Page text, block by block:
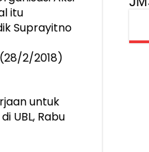
itu
Suprayitno
2/2018)
untuk
UBL, Rabu